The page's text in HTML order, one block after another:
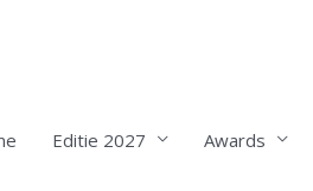
Editie 2027 Awards